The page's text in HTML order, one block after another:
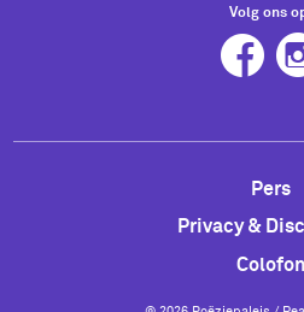
Volg ons
Pers
Privacy &
Colofon